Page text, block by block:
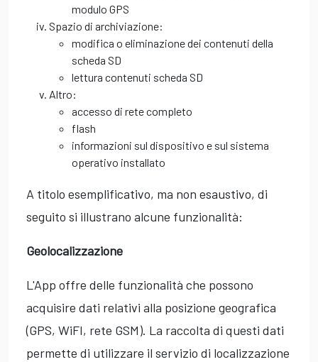
modulo GPS
Spazio di archiviazione:
modifica o eliminazione dei contenuti della
scheda SD
lettura contenuti scheda SD
Altro:
accesso di rete completo
flash
informazioni sul dispositivo e sul sistema
operativo installato
A titolo esemplificativo, ma non esaustivo, di
seguito si illustrano alcune funzionalità:
Geolocalizzazione
L'App offre delle funzionalità che possono
acquisire dati relativi alla posizione geografica
(GPS, WiFI, rete GSM). La raccolta di questi dati
permette di utilizzare il servizio di localizzazione